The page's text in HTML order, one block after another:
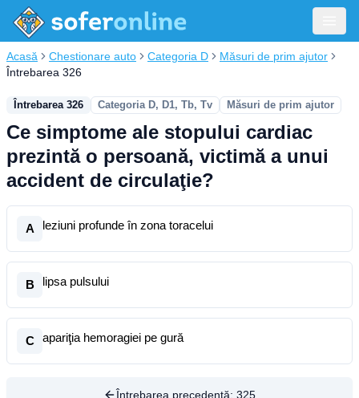
Acasă Chestionare auto Categoria D
Măsuri de prim ajutor
Întrebarea 326
Întrebarea 326 Categoria D, D1, Tb, Tv Măsuri de prim ajutor
Ce simptome ale stopului cardiac
prezintă o persoană, victimă a unui
accident de circulaţie?
A leziuni profunde în zona toracelui
B lipsa pulsului
C apariţia hemoragiei pe gură
Întrebarea precedentă: 325